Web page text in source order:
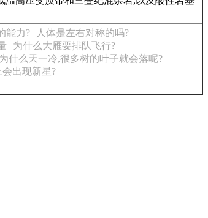
能力?
人体是左右对称的吗?
为什么大雁要排队飞行?
为什么天一冷,很多树的叶子就会落呢?
出现新星?